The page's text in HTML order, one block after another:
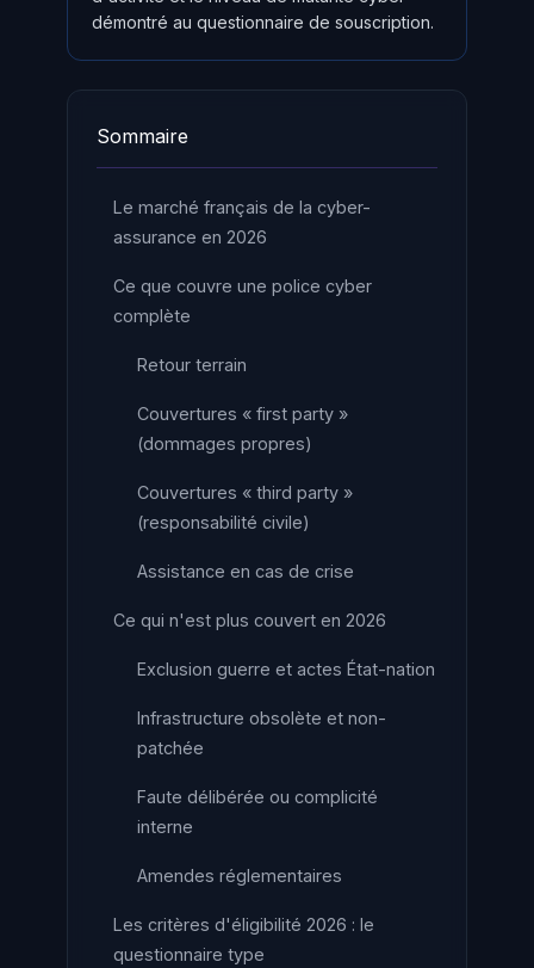
démontré au questionnaire de souscription.
Sommaire
Le marché français de la cyber-
assurance en 2026
Ce que couvre une police cyber
complète
Retour terrain
Couvertures « first party »
(dommages propres)
Couvertures « third party »
(responsabilité civile)
Assistance en cas de crise
Ce qui n'est plus couvert en 2026
Exclusion guerre et actes État-nation
Infrastructure obsolète et non-
patchée
Faute délibérée ou complicité
interne
Amendes réglementaires
Les critères d'éligibilité 2026 : le
questionnaire type